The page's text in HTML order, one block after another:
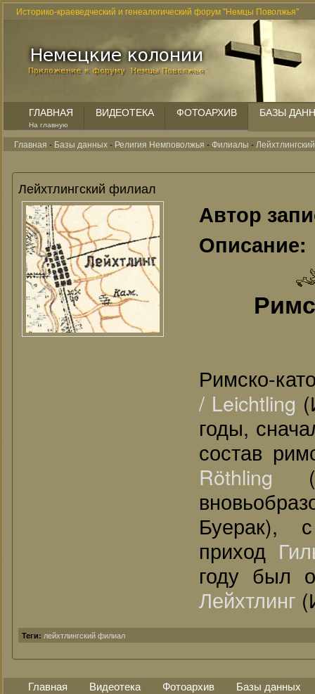
Историко-краеведческий и генеалогический форум "Немцы Поволжья"
ГЛАВНАЯ
На главную
ВИДЕОТЕКА ФОТОАРХИВ БАЗЫ
Главная - Базы данных- Религия Немповолжья -Филиалы -
Лейхтлингский филиал
Автор
Описание:
Римско-
/ Leichtling
годы,
состав
Röthling
Буерак),
приход
году был
Лейхтлинг
Теги: лейхтлингский филиал
Главная Видеотека Фотоархив Базы данных